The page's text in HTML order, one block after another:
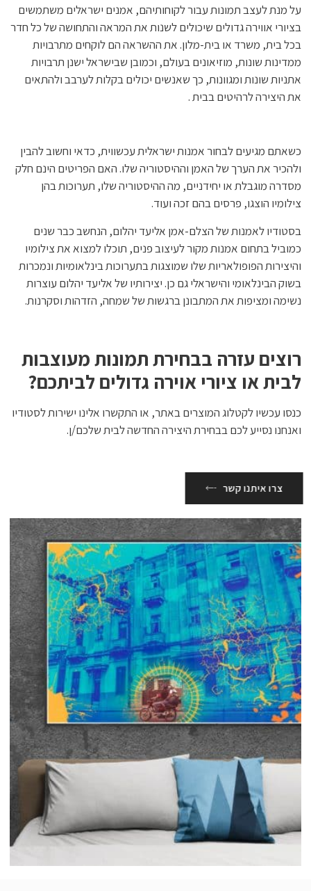
על מנת לעצב תמונות עבור לקוחותיהם, אמנים ישראלים משתמשים
בציורי אווירה גדולים שיכולים לשנות את המראה והתחושה של כל חדר
בכל בית, משרד או בית-מלון. את ההשראה הם לוקחים מתרבויות
ממדינות שונות, מוזיאונים בעולם, וכמובן שבישראל ישנן תרבויות
אתניות שונות ומגוונות, כך שאנשים יכולים בקלות לערבב ולהתאים
את היצירה לרהיטים בבית .
כשאתם מגיעים לבחור אמנות ישראלית עכשווית, כדאי וחשוב להבין
ולהכיר את הערך של האמן וההיסטוריה שלו. האם הפריטים הינם חלק
מסדרה מוגבלת או יחידניים, מה ההיסטוריה שלו, תערוכות בהן
צילומיו הוצגו, פרסים בהם זכה ועוד.
בסטודיו לאמנות של הצלם-אמן אליעד יהלום, הנחשב כבר שנים
כמוביל בתחום אמנות מקור לעיצוב פנים, תוכלו למצוא את צילומיו
והיצירות הפופולאריות שלו שמוצגות בתערוכות בינלאומיות ונמכרות
בשוק הבינלאומי והישראלי גם כן. יצירותיו של אליעד יהלום עוצרות
נשימה ומציפות את המתבונן ברגשות של שמחה, הזדהות וסקרנות.
רוצים עזרה בבחירת תמונות מעוצבות
לבית או ציורי אוירה גדולים לביתכם?
כנסו עכשיו לקטלוג המוצרים באתר, או התקשרו אלינו ישירות לסטודיו
ואנחנו נסייע לכם בבחירת היצירה החדשה לבית שלכם/ן.
צרו איתנו קשר